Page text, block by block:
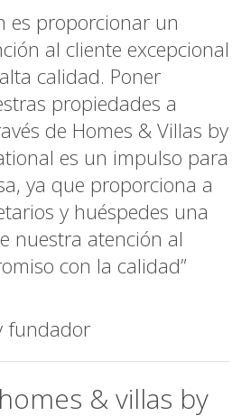
es proporcionar un
al cliente excepcional
calidad. Poner
propiedades a
de Homes & Villas by
es un impulso para
ya que proporciona a
y huéspedes una
nuestra atención al
con la calidad”
fundador
homes &villas by